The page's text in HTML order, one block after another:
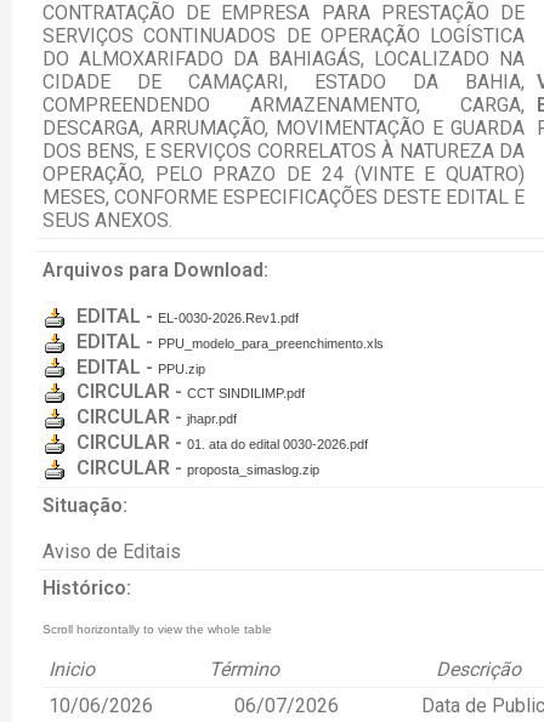
CONTRATAÇÃO DE EMPRESA PARA PRESTAÇÃO DE
SERVIÇOS CONTINUADOS DE OPERAÇÃO LOGÍSTICA
DO ALMOXARIFADO DA BAHIAGÁS, LOCALIZADO NA
CIDADE DE CAMAÇARI, ESTADO DA BAHIA,
COMPREENDENDO ARMAZENAMENTO, CARGA,
DESCARGA, ARRUMAÇÃO, MOVIMENTAÇÃO E GUARDA
DOS BENS, E SERVIÇOS CORRELATOS À NATUREZA DA
OPERAÇÃO, PELO PRAZO DE 24 (VINTE E QUATRO)
MESES, CONFORME ESPECIFICAÇÕES DESTE EDITAL E
SEUS ANEXOS.
Arquivos para Download:
EDITAL - EL-0030-2026.Rev1.pdf
EDITAL - PPU_modelo_para_preenchimento.xls
EDITAL - PPU.zip
CIRCULAR - CCT SINDILIMP.pdf
CIRCULAR - jhapr.pdf
CIRCULAR - 01. ata do edital 0030-2026.pdf
CIRCULAR - proposta_simaslog.zip
Situação:
Aviso de Editais
Histórico:
Inicio Término
Descrição
10/06/2026
06/07/2026 Data de